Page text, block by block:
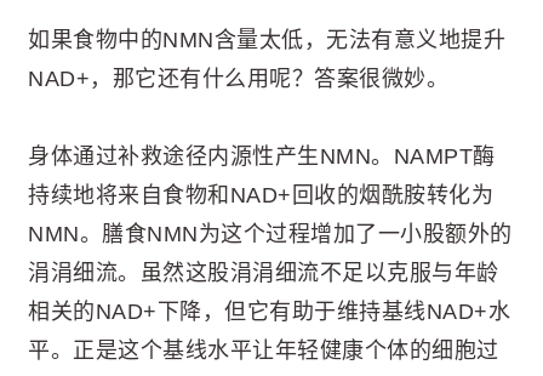
如果食物中的NMN含量太低，无法有意义地提升
NAD+，那它还有什么用呢？答案很微妙。
身体通过补救途径内源性产生NMN。NAMPT酶
持续地将来自食物和NAD+回收的烟酰胺转化为
NMN。膳食NMN为这个过程增加了一小股额外的
涓涓细流。虽然这股涓涓细流不足以克服与年龄
相关的NAD+下降，但它有助于维持基线NAD+水
平。正是这个基线水平让年轻健康个体的细胞过